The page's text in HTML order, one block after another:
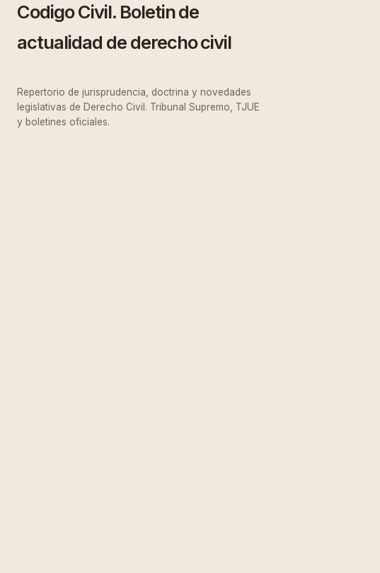
Codigo Civil. Boletin de
actualidad de derecho civil
Repertorio de jurisprudencia, doctrina y novedades
legislativas de Derecho Civil. Tribunal Supremo, TJUE
y boletines oficiales.